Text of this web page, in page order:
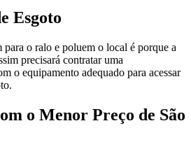
Esgoto
o ralo e poluem o local é porque a
precisará contratar uma
o equipamento adequado para acessar
o Menor Preço de São